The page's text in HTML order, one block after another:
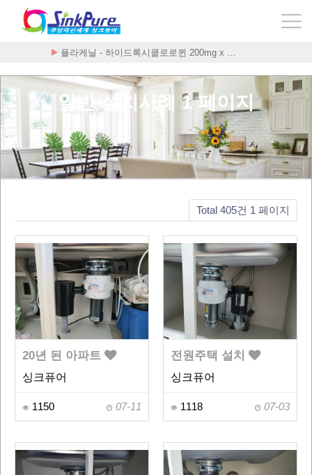
플라케닐 - 하이드록시클로로퀸 200mg x …
일반 설치사례 1 페이지
Total 405건 1 페이지
20년 된 아파트
싱크퓨어
1150 07-11
전원주택 설치
싱크퓨어
1118 07-03